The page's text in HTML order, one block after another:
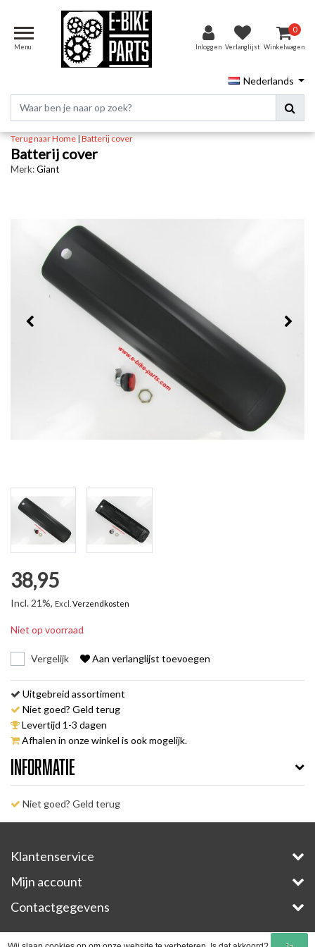
Menu Inloggen Verlanglijst
0
Winkelwagen
Nederlands
Terug naar Home|Batterij cover
Batterij cover
Merk:Giant
38,95
Incl. 21%, Excl. Verzendkosten
Niet op voorraad
Vergelijk Aan verlanglijst toevoegen
Uitgebreid assortiment
Niet goed? Geld terug
Levertijd 1-3 dagen
Afhalen in onze winkel is ook mogelijk.
Informatie
Niet goed? Geld terug
Klantenservice
Mijn account
Contactgegevens
InStijl Media